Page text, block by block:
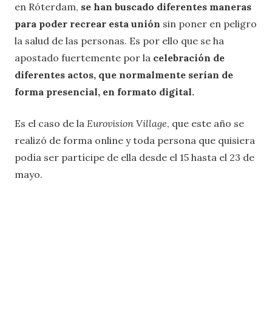
en Róterdam, se han buscado diferentes maneras
para poder recrear esta unión sin poner en peligro
la salud de las personas. Es por ello que se ha
apostado fuertemente por la celebración de
diferentes actos, que normalmente serían de
forma presencial, en formato digital.
Es el caso de la Eurovision Village, que este año se
realizó de forma online y toda persona que quisiera
podía ser partícipe de ella desde el 15 hasta el 23 de
mayo.